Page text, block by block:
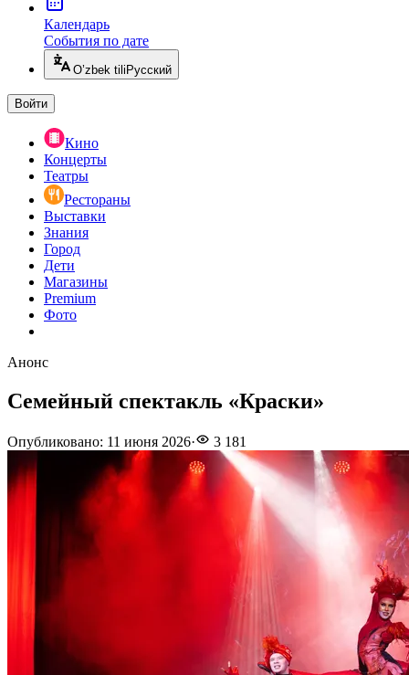
Календарь
События по дате
O’zbek tili Русский
Войти
Кино
Концерты
Театры
Рестораны
Выставки
Знания
Город
Дети
Магазины
Premium
Фото
Анонс
Семейный спектакль «Краски»
Опубликовано: 11 июня 2026· 3 181